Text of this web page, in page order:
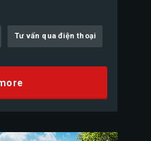
Tư vấn qua điện thoại